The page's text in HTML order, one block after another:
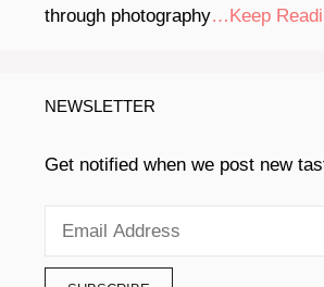
through photography…Keep
NEWSLETTER
Get notified when we post new